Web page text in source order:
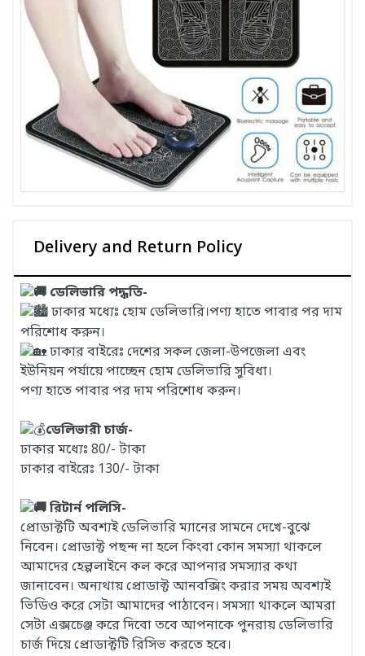
Delivery and Return Policy
ডেলিভারি পদ্ধতি-
ঢাকার মধ্যেঃ হোম ডেলিভারি।পণ্য হাতে পাবার পর দাম
পরিশোধ করুন।
ঢাকার বাইরেঃ দেশের সকল জেলা-উপজেলা এবং
ইউনিয়ন পর্যায়ে পাচ্ছেন হোম ডেলিভারি সুবিধা।
পণ্য হাতে পাবার পর দাম পরিশোধ করুন।
ডেলিভারী চার্জ-
ঢাকার মধ্যেঃ 80/- টাকা
ঢাকার বাইরেঃ 130/- টাকা
রিটার্ন পলিসি-
প্রোডাক্টটি অবশ্যই ডেলিভারি ম্যানের সামনে দেখে-বুঝে
নিবেন। প্রোডাক্ট পছন্দ না হলে কিংবা কোন সমস্যা থাকলে
আমাদের হেল্পলাইনে কল করে আপনার সমস্যার কথা
জানাবেন। অন্যথায় প্রোডাক্ট আনবক্সিং করার সময় অবশ্যই
ভিডিও করে সেটা আমাদের পাঠাবেন। সমস্যা থাকলে আমরা
সেটা এক্সচেঞ্জ করে দিবো তবে আপনাকে পুনরায় ডেলিভারি
চার্জ দিয়ে প্রোডাক্টটি রিসিভ করতে হবে।